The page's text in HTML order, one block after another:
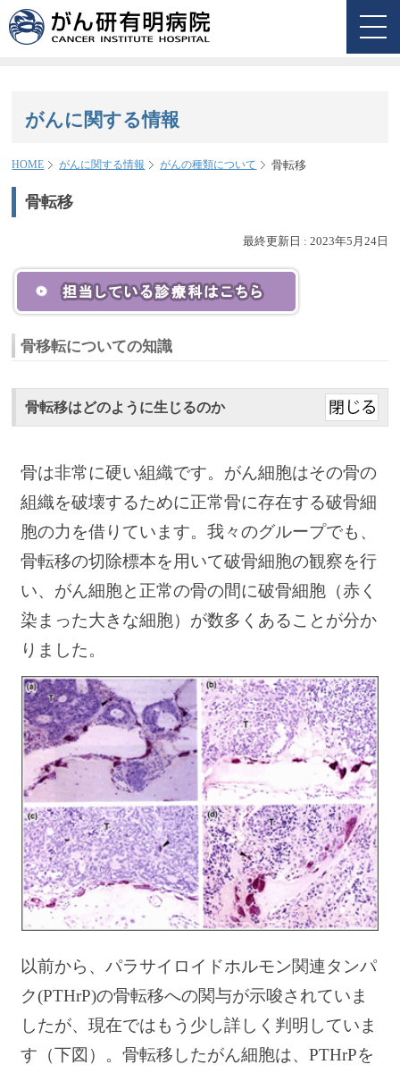
がんに関する情報
HOME がんに関する情報 がんの種類について 骨転移
骨転移
最終更新日 : 2023年5月24日
骨移転についての知識
骨転移はどのように生じるのか
骨は非常に硬い組織です。がん細胞はその骨の
組織を破壊するために正常骨に存在する破骨細
胞の力を借りています。我々のグループでも、
骨転移の切除標本を用いて破骨細胞の観察を行
い、がん細胞と正常の骨の間に破骨細胞（赤く
染まった大きな細胞）が数多くあることが分か
りました。
以前から、パラサイロイドホルモン関連タンパ
ク(PTHrP)の骨転移への関与が示唆されていま
したが、現在ではもう少し詳しく判明していま
す（下図）。骨転移したがん細胞は、PTHrPを